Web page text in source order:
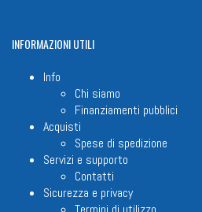
INFORMAZIONIUTILI
Info
Chi siamo
Finanziamenti pubblici
Acquisti
Spese di spedizione
Servizi e supporto
Contatti
Sicurezza e privacy